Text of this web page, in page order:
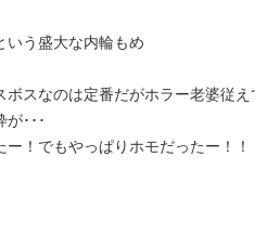
いう盛大な内輪もめ
ボスなのは定番だがホラー老婆従
が･･･
ー！でもやっぱりホモだったー！！